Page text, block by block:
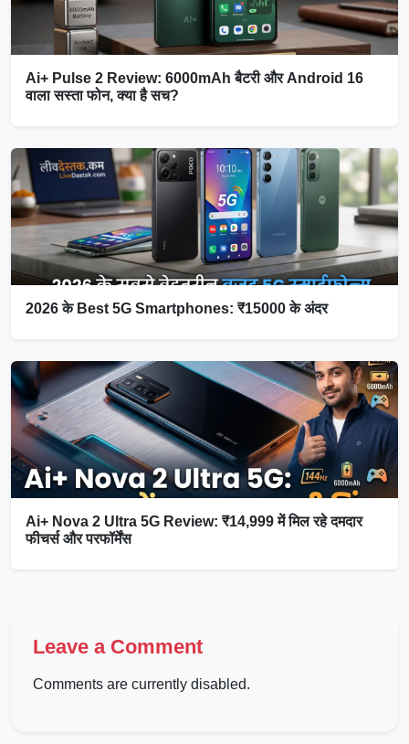
Ai+ Pulse 2 Review: 6000mAh बैटरी और Android 16
वाला सस्ता फोन, क्या है सच?
2026 के Best 5G Smartphones: ₹15000 के अंदर
Ai+ Nova 2 Ultra 5G Review: ₹14,999 में मिल रहे दमदार
फीचर्स और परफॉर्मेंस
Leave a Comment
Comments are currently disabled.